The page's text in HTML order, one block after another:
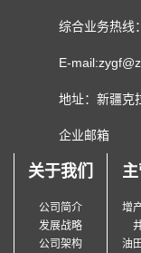
综合业务热线
E-
地址：新疆克
企业邮箱
关于我们
公司简介
发展战略
公司架构
增
油